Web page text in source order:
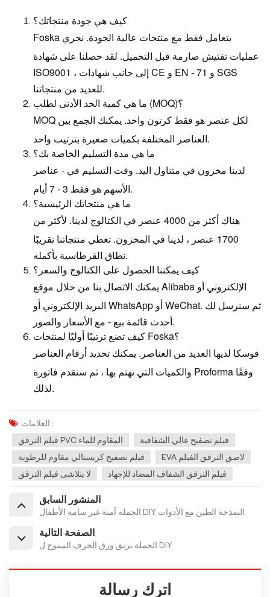
كيف هي جودة منتجاتك؟
Foska يتعامل فقط مع منتجات عالية الجودة. نجري
عمليات تفتيش صارمة قبل التحميل. لقد حصلنا على شهادة
ISO9001 ، إلى جانب شهادات CE و EN - 71 و SGS
ما هي كمية الحد الأدنى لطلب (MOQ)؟
MOQ لكل عنصر هو فقط كرتون واحد. يمكنك الجمع بين
ما هي مدة التسليم الخاصة بك؟
لدينا مخزون في متناول اليد. وقت التسليم في - عناصر
ما هي منتجاتك الرئيسية؟
هناك أكثر من 4000 عنصر في الكتالوج لدينا. لأكثر من
1700 عنصر ، لدينا في المخزون. تغطي منتجاتنا تقريبًا
كيف يمكننا الحصول على الكتالوج والسعر؟
يمكنك الاتصال بنا من خلال موقع Alibaba الإلكتروني أو
البريد الإلكتروني أو WhatsApp أو WeChat. ثم سنرسل لك
كيف تضع ترتيبًا أوليًا لمنتجات Foska؟
فوسكا لديها العديد من العناصر. يمكنك تحديد أرقام العناصر
والكميات التي تهتم بها ، ثم سنقدم فاتورة Proforma وفقًا
العلامات :
فيلم الترقق PVC المقاوم للماء
فيلم تصفيح عالي الشفافية
فيلم تصفيح كريستالي مقاوم للرطوبة
EVA لاصق الترقق الفيلم
لا يتلاشى فيلم الترقق
فيلم الترقق الشفاف المضاد للإجهاد
المنشور السابق
الجملة آمنة غير سامة الأطفال DIY النمذجة الطين مع الأدوات
الصفحة التالية
الجملة بريق ورق الحرف المموج ل DIY
اترك رسالة